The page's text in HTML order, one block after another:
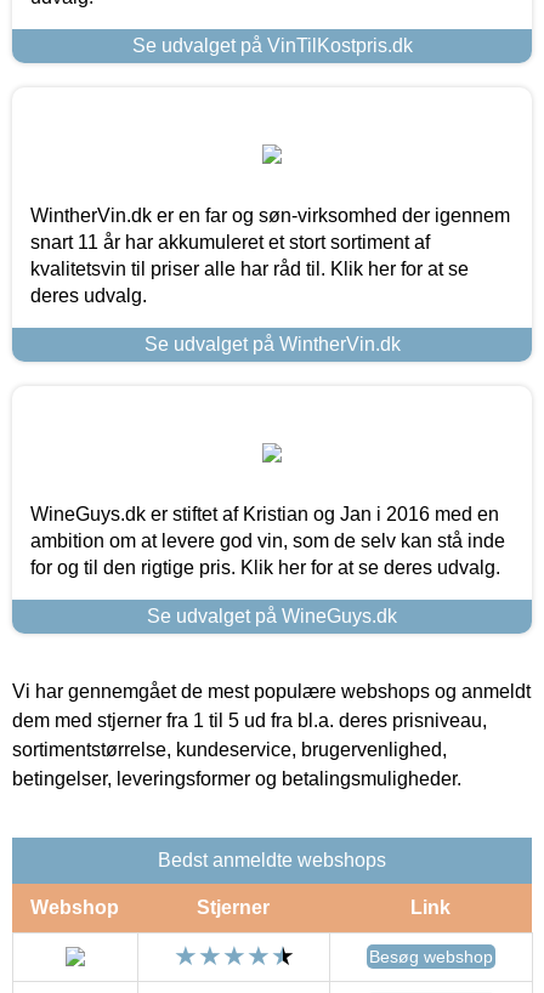
Se udvalget på VinTilKostpris.dk
WintherVin.dk er en far og søn-virksomhed der igennem
snart 11 år har akkumuleret et stort sortiment af
kvalitetsvin til priser alle har råd til. Klik her for at se
deres udvalg.
Se udvalget på WintherVin.dk
WineGuys.dk er stiftet af Kristian og Jan i 2016 med en
ambition om at levere god vin, som de selv kan stå inde
for og til den rigtige pris. Klik her for at se deres udvalg.
Se udvalget på WineGuys.dk
Vi har gennemgået de mest populære webshops og anmeldt
dem med stjerner fra 1 til 5 ud fra bl.a. deres prisniveau,
sortimentstørrelse, kundeservice, brugervenlighed,
betingelser, leveringsformer og betalingsmuligheder.
Bedst anmeldte webshops
Webshop Stjerner Link
Besøg webshop